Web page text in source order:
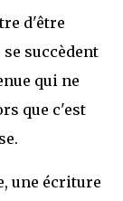
d'être
succèdent
qui ne
que c'est
une écriture